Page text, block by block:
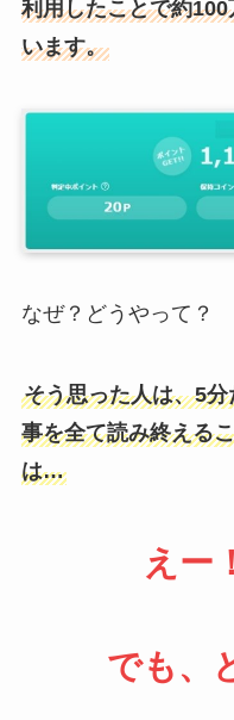
利用したことで約
います。
なぜ？どうやって？
そう思った人は、5
事を全て読み終える
は…
えー
でも、